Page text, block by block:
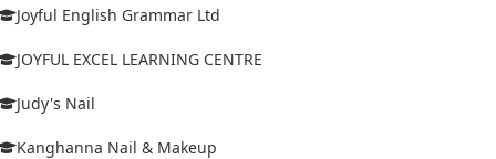
Joyful English Grammar Ltd
JOYFUL EXCEL LEARNING CENTRE
Judy's Nail
Kanghanna Nail & Makeup